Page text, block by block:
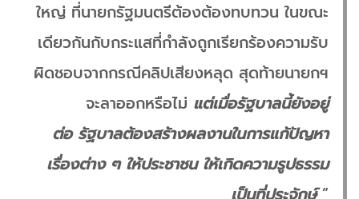
ใหญ่ ที่นายกรัฐมนตรีต้องต้องทบทวน ในขณะ
เดียวกันกับกระแสที่กำลังถูกเรียกร้องความรับ
ผิดชอบจากกรณีคลิปเสียงหลุด สุดท้ายนายกฯ
จะลาออกหรือไม่ แต่เมื่อรัฐบาลนี้ยังอยู่
ต่อ รัฐบาลต้องสร้างผลงานในการแก้ปัญหา
เรื่องต่าง ๆ ให้ประชาชน ให้เกิดความรูปธรรม